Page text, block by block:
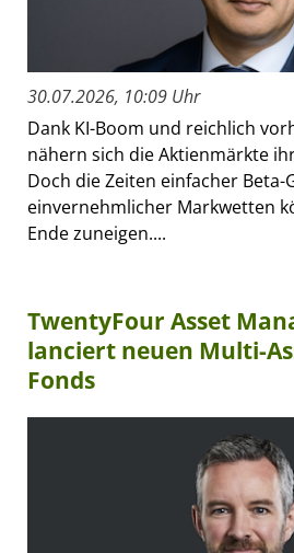
30.07.2026, 10:09 Uhr
Dank KI-Boom und reichlich
nähern sich die Aktienmärkte
Doch die Zeiten einfacher
einvernehmlicher Markwetten
Ende zuneigen....
TwentyFour Asset
lanciert neuen Multi-
Fonds